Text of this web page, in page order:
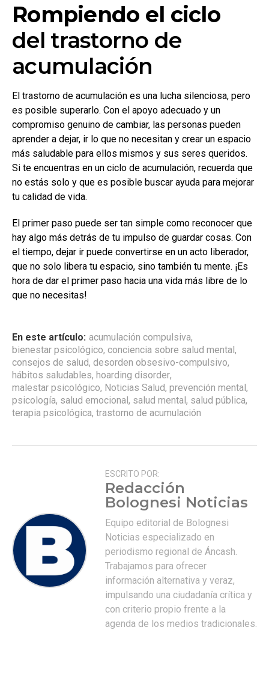
Rompiendo el ciclo
del trastorno de
acumulación
El trastorno de acumulación es una lucha silenciosa, pero
es posible superarlo. Con el apoyo adecuado y un
compromiso genuino de cambiar, las personas pueden
aprender a dejar, ir lo que no necesitan y crear un espacio
más saludable para ellos mismos y sus seres queridos.
Si te encuentras en un ciclo de acumulación, recuerda que
no estás solo y que es posible buscar ayuda para mejorar
tu calidad de vida.
El primer paso puede ser tan simple como reconocer que
hay algo más detrás de tu impulso de guardar cosas. Con
el tiempo, dejar ir puede convertirse en un acto liberador,
que no solo libera tu espacio, sino también tu mente. ¡Es
hora de dar el primer paso hacia una vida más libre de lo
que no necesitas!
En este artículo: acumulación compulsiva,
bienestar psicológico, conciencia sobre salud mental,
consejos de salud, desorden obsesivo-compulsivo,
hábitos saludables, hoarding disorder,
malestar psicológico, Noticias Salud, prevención mental,
psicología, salud emocional, salud mental, salud pública,
terapia psicológica, trastorno de acumulación
ESCRITO POR:
Redacción
Bolognesi Noticias
Equipo editorial de Bolognesi
Noticias especializado en
periodismo regional de Áncash.
Trabajamos para ofrecer
información alternativa y veraz,
impulsando una ciudadanía crítica y
con criterio propio frente a la
agenda de los medios tradicionales.